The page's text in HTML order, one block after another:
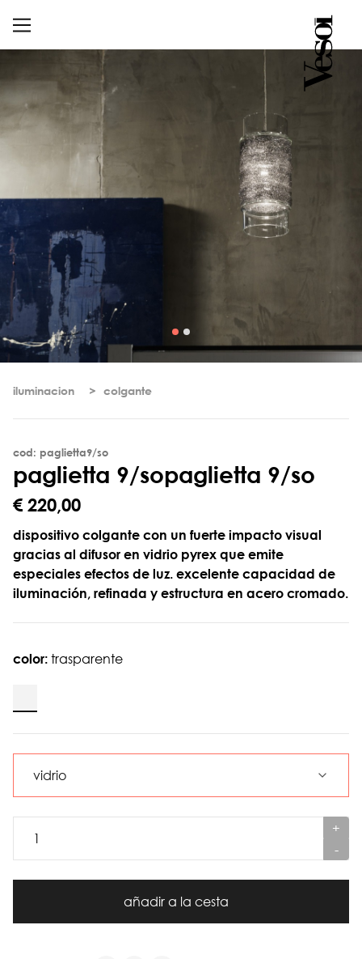
iluminacion colgante
cod: paglietta9/so
paglietta 9/sopaglietta 9/so
€ 220,00
dispositivo colgante con un fuerte impacto visual
gracias al difusor en vidrio pyrex que emite
especiales efectos de luz. excelente capacidad de
iluminación, refinada y estructura en acero cromado.
color: trasparente
+
-
añadir a la cesta